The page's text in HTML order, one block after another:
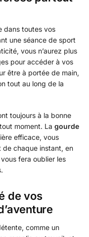
dans toutes vos
une séance de sport
vous n’aurez plus
pour accéder à vos
être à portée de main,
tout au long de la
toujours à la bonne
moment. La gourde
efficace, vous
chaque instant, en
fera oublier les
de vos
comme un